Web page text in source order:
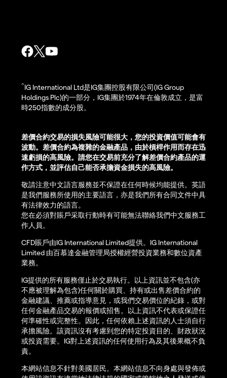
^IG International Ltd是IG集團控股有限公司(IG Group
Holdings Plc)的一部分，IG集團於1974年在倫敦成立，是富
時250指數的成分股。
差價合約交易的損失風險可能很大，您的投資價值可能會有
波動。差價合約為複雜的金融產品，由於槓桿作用而存在迅
速虧損的高風險。請您在交易前充分了解差價合約產品的運
作方式，並評估自己能否承擔資金損失的高風險。
敬請注意中文語言服務並不保證在任何時候均能提供。英語
是我們服務所使用的主要語言，亦是我們所有合同文件中具
有法律效力的語言。
您在必須對賬戶采取行動時有可能無法聯絡我們中文服務工
作人員。
CFD賬戶由IG International Limited提供。IG International
Limited 由百慕達金融管理局授權經營投資業務和數位資產
業務。
IG提供的所有服務僅止於交易執行。以上資訊並不包含(亦
不應被理解為包含)任何關於購買、持有或出售差價合約的
金融建議、推薦或指導意見，或我們交易價位的紀錄，或對
任何金融產品交易的報價或招售。以上資訊不代表或保證任
何準確性或完整性。因此，任何依賴上述資訊的人士須自行
承擔風險。該資訊沒有考慮到您的特定投資目的、財政狀況
或投資需要。IG對上述資訊的任何使用行為及其後果概不負
責。
本網站信息不針對美國居民。本網站信息不向身處與發佈或